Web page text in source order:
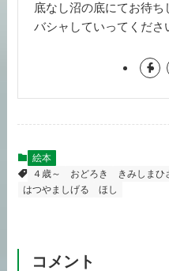
底なし沼の底にてお待
バシャしていってくださ
絵本
４歳～
おどろき きみしまひ
はつやましげる
ほし
コメント